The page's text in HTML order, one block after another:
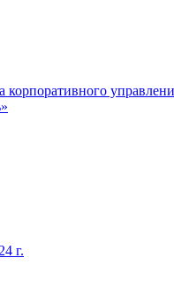
г.